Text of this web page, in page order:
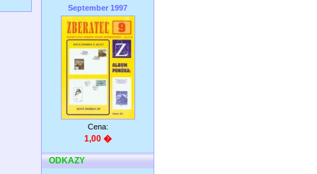
September 1997
Cena:
1,00 �
ODKAZY